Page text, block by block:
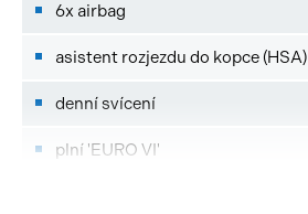
6x airbag
asistent rozjezdu do kopce (HSA)
denní svícení
plní 'EURO VI'